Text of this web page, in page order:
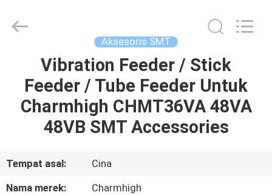
RUMAH
PRODUK
TENTANG
TECHNOLOGY
LIMITED.
Aksesoris SMT
Vibration Feeder / Stick
Feeder / Tube Feeder Untuk
Charmhigh CHMT36VA 48VA
48VB SMT Accessories
Tempat asal:
Cina
Nama merek:
Charmhigh